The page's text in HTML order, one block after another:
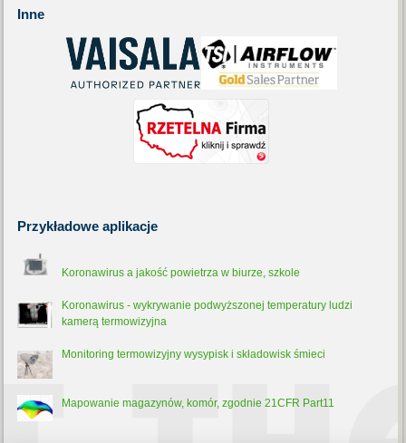
Inne
Przykładowe aplikacje
Koronawirus a jakość powietrza w biurze, szkole
Koronawirus - wykrywanie podwyższonej temperatury ludzi
kamerą termowizyjna
Monitoring termowizyjny wysypisk i składowisk śmieci
Mapowanie magazynów, komór, zgodnie 21CFR Part11